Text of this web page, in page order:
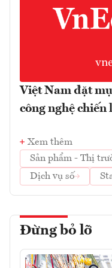
Việt Nam đặt
công nghệ chiến
Xem thêm
Sản phẩm - Thị
Dịch vụ số
Đừng bỏ lỡ